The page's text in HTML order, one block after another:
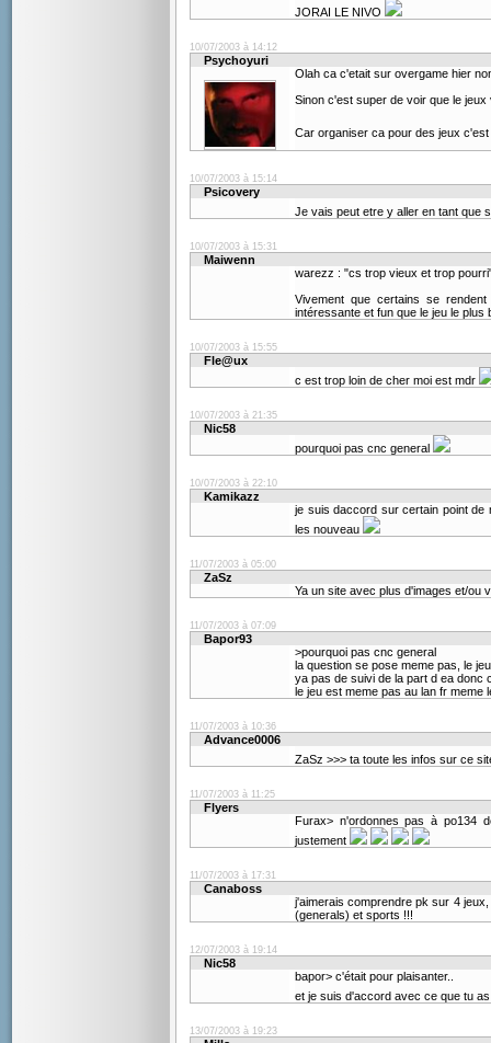
JORAI LE NIVO
10/07/2003 à 14:12
Psychoyuri
Olah ca c'etait sur overgame hier
Sinon c'est super de voir que le
Car organiser ca pour des jeux
10/07/2003 à 15:14
Psicovery
Je vais peut etre y aller en tant que
10/07/2003 à 15:31
Maiwenn
warezz : "cs trop vieux et trop
Vivement que certains se
intéressante et fun que le jeu le plus
10/07/2003 à 15:55
Fle@ux
c est trop loin de cher moi est mdr
10/07/2003 à 21:35
Nic58
pourquoi pas cnc general
10/07/2003 à 22:10
Kamikazz
je suis daccord sur certain point de
les nouveau
11/07/2003 à 05:00
ZaSz
Ya un site avec plus d'images et/ou
11/07/2003 à 07:09
Bapor93
>pourquoi pas cnc general
la question se pose meme pas, le
ya pas de suivi de la part d ea donc
le jeu est meme pas au lan fr meme
11/07/2003 à 10:36
Advance0006
ZaSz >>> ta toute les infos sur ce
11/07/2003 à 11:25
Flyers
Furax> n'ordonnes pas à po134
justement
11/07/2003 à 17:31
Canaboss
j'aimerais comprendre pk sur 4
(generals) et sports !!!
12/07/2003 à 19:14
Nic58
bapor> c'était pour plaisanter..
et je suis d'accord avec ce que tu
13/07/2003 à 19:23